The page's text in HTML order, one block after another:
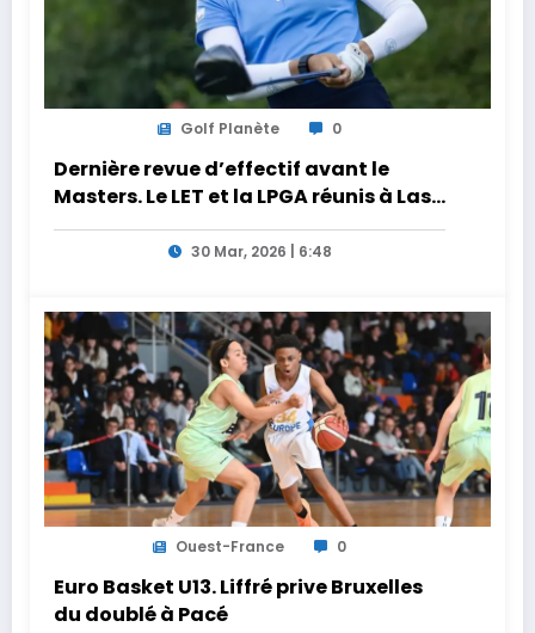
Golf Planète 0
Dernière revue d’effectif avant le
Masters. Le LET et la LPGA réunis à Las
Vegas au programme de la semaine
30 Mar, 2026 | 6:48
Ouest-France 0
Euro Basket U13. Liffré prive Bruxelles
du doublé à Pacé